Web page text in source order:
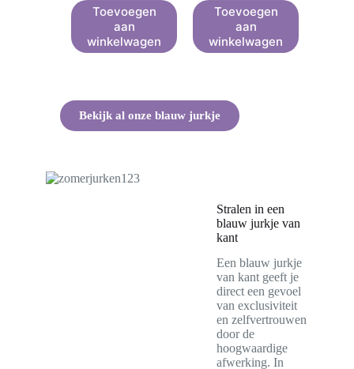
Toevoegen
aan
winkelwagen
Toevoegen
aan
winkelwagen
Bekijk al onze blauw jurkje
Stralen in een
blauw jurkje van
kant
Een blauw jurkje
van kant geeft je
direct een gevoel
van exclusiviteit
en zelfvertrouwen
door de
hoogwaardige
afwerking. In